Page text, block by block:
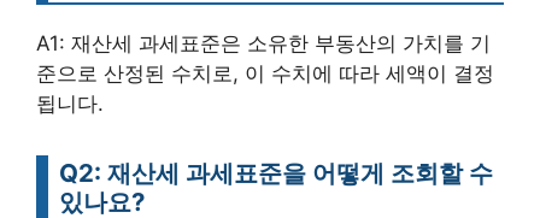
A1: 재산세 과세표준은 소유한 부동산의 가치를 기
준으로 산정된 수치로, 이 수치에 따라 세액이 결정
됩니다.
Q2: 재산세 과세표준을 어떻게 조회할 수
있나요?